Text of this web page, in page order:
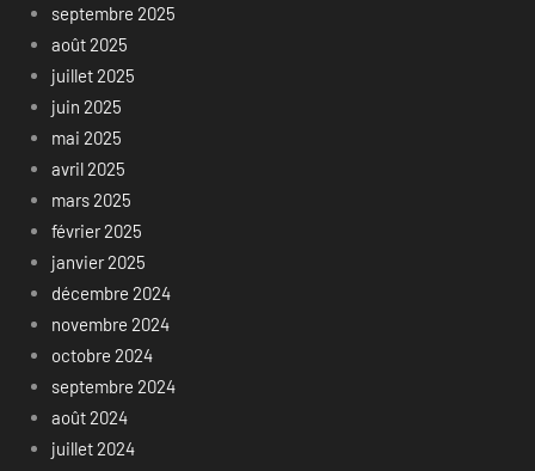
septembre 2025
août 2025
juillet 2025
juin 2025
mai 2025
avril 2025
mars 2025
février 2025
janvier 2025
décembre 2024
novembre 2024
octobre 2024
septembre 2024
août 2024
juillet 2024